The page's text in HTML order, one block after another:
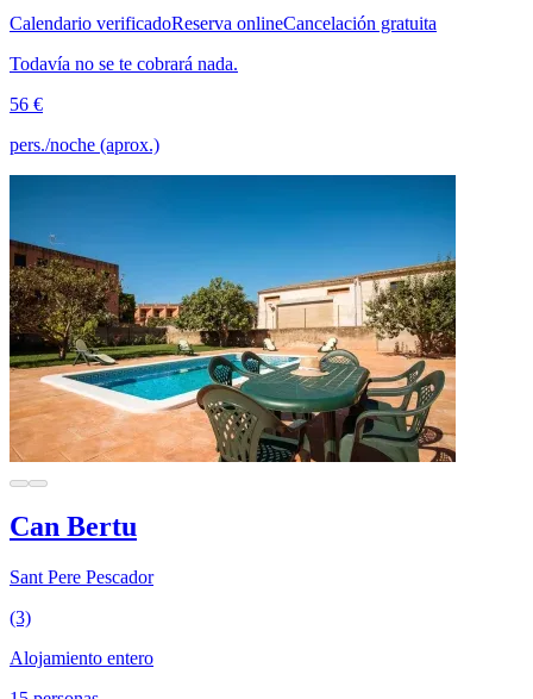
Calendario verificadoReserva onlineCancelación gratuita
Todavía no se te cobrará nada.
56 €
pers./noche (aprox.)
Can Bertu
Sant Pere Pescador
(3)
Alojamiento entero